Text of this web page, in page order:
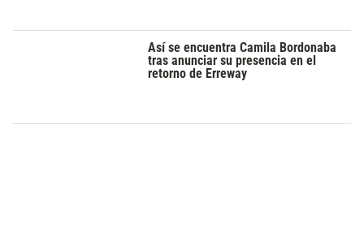
Así se encuentra Camila Bordonaba
tras anunciar su presencia en el
retorno de Erreway